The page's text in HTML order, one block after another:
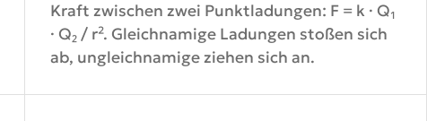
Kraft zwischen zwei Punktladungen: F = k · Q₁
· Q₂ / r². Gleichnamige Ladungen stoßen sich
ab, ungleichnamige ziehen sich an.